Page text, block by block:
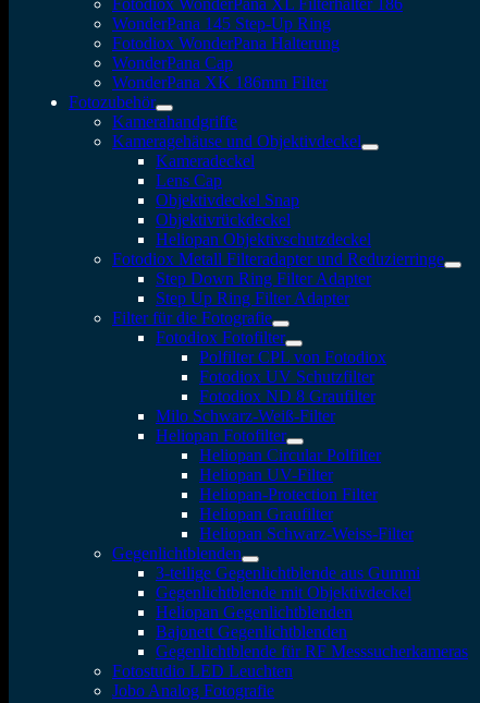
Fotodiox WonderPana XL Filterhalter 186
WonderPana 145 Step-Up Ring
Fotodiox WonderPana Halterung
WonderPana Cap
WonderPana XK 186mm Filter
Fotozubehör
Kamerahandgriffe
Kameragehäuse und Objektivdeckel
Kameradeckel
Lens Cap
Objektivdeckel Snap
Objektivrückdeckel
Heliopan Objektivschutzdeckel
Fotodiox Metall Filteradapter und Reduzierringe
Step Down Ring Filter Adapter
Step Up Ring Filter Adapter
Filter für die Fotografie
Fotodiox Fotofilter
Polfilter CPL von Fotodiox
Fotodiox UV Schutzfilter
Fotodiox ND 8 Graufilter
Milo Schwarz-Weiß-Filter
Heliopan Fotofilter
Heliopan Circular Polfilter
Heliopan UV-Filter
Heliopan-Protection Filter
Heliopan Graufilter
Heliopan Schwarz-Weiss-Filter
Gegenlichtblenden
3-teilige Gegenlichtblende aus Gummi
Gegenlichtblende mit Objektivdeckel
Heliopan Gegenlichtblenden
Bajonett Gegenlichtblenden
Gegenlichtblende für RF Messsucherkameras
Fotostudio LED Leuchten
Jobo Analog Fotografie